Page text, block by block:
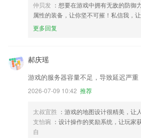
仲贝发 ：想要在游戏中拥有无敌的防御
属性的装备，让你坚不可摧！私信我，
更多回复
郝庆瑶
游戏的服务器容量不足，导致延迟严重
2026-07-09 10:42 推荐
太叔宜胜 ：游戏的地图设计很精美，让
支怡琬 ：设计操作的奖励系统，让玩家
自